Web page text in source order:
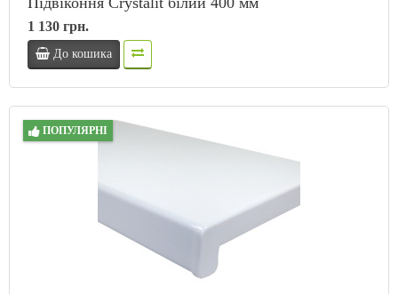
1 130 грн.
До кошика
ПОПУЛЯРНІ